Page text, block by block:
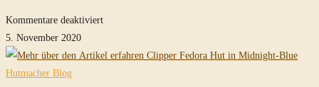
Kommentare deaktiviertfür
Fedora
5. November 2020
Hutmacher Blog